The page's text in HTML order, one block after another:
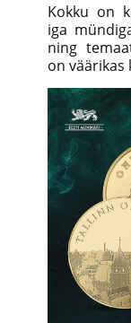
Kokku on
iga
ning
on väärikas